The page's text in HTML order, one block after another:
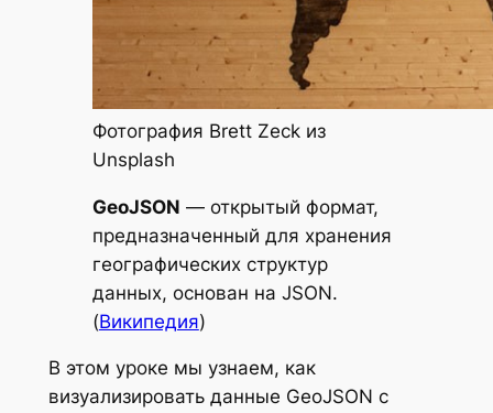
Фотография Brett Zeck из
Unsplash
GeoJSON — открытый формат,
предназначенный для хранения
географических структур
данных, основан на JSON.
(Википедия)
В этом уроке мы узнаем, как
визуализировать данные GeoJSON с